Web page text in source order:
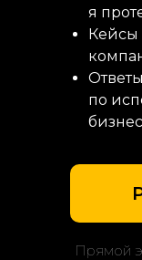
я
Кейсы
по
Прямой